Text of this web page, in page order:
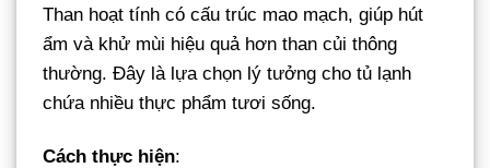
Than hoạt tính có cấu trúc mao mạch, giúp hút
ẩm và khử mùi hiệu quả hơn than củi thông
thường. Đây là lựa chọn lý tưởng cho tủ lạnh
chứa nhiều thực phẩm tươi sống.
Cách thực hiện: